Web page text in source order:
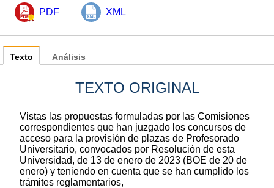
PDF XML
Texto
TEXTO ORIGINAL
Vistas las propuestas formuladas por las Comisiones
correspondientes que han juzgado los concursos de
acceso para la provisión de plazas de Profesorado
Universitario, convocados por Resolución de esta
Universidad, de 13 de enero de 2023 (BOE de 20 de
enero) y teniendo en cuenta que se han cumplido los
trámites reglamentarios,
Análisis